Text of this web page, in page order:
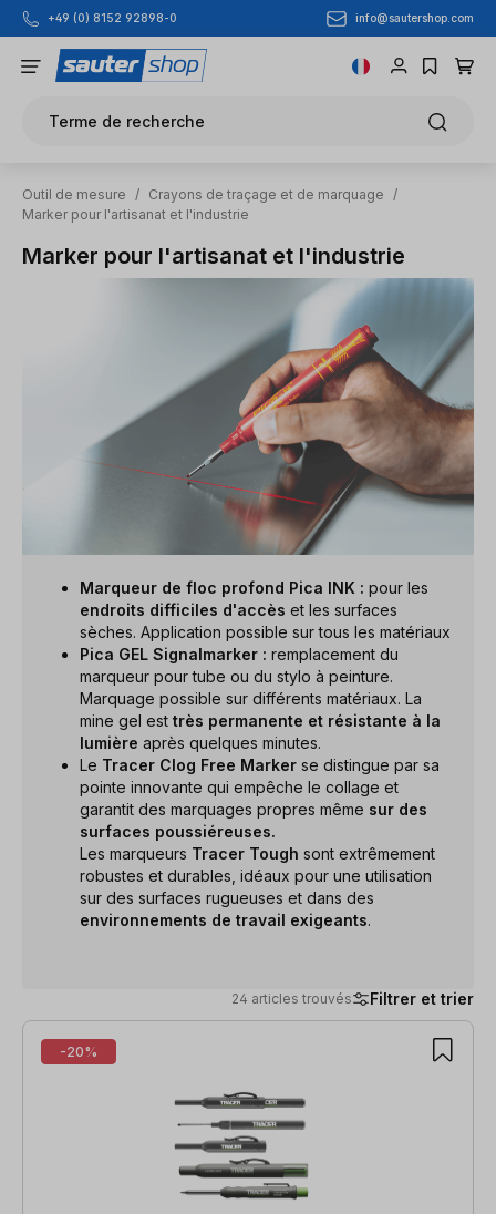
Passer au contenu principal
+49 (0) 8152 92898-0 info@sautershop.com
Terme de recherche
Outil de mesure / Crayons de traçage et de marquage
/
Marker pour l'artisanat et l'industrie
Marker pour l'artisanat et l'industrie
Marqueur de floc profond Pica INK : pour les
endroits difficiles d'accès et les surfaces
sèches. Application possible sur tous les matériaux
Pica GEL Signalmarker : remplacement du
marqueur pour tube ou du stylo à peinture.
Marquage possible sur différents matériaux. La
mine gel est très permanente et résistante à la
lumière après quelques minutes.
Le Tracer Clog Free Marker se distingue par sa
pointe innovante qui empêche le collage et
garantit des marquages propres même sur des
surfaces poussiéreuses.
Les marqueurs Tracer Tough sont extrêmement
robustes et durables, idéaux pour une utilisation
sur des surfaces rugueuses et dans des
environnements de travail exigeants.
24 articles trouvés Filtrer et trier
24 articles trouvés
-20%